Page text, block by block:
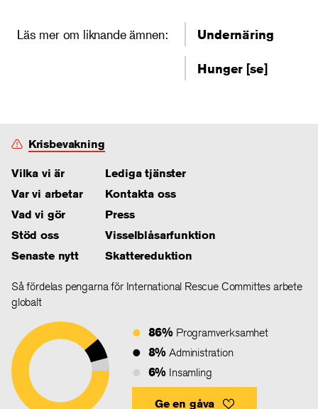
Läs mer om liknande ämnen: Undernäring
Hunger [se]
Krisbevakning
Vilka vi är
Var vi arbetar
Vad vi gör
Stöd oss
Senaste nytt
Lediga tjänster
Kontakta oss
Press
Visselblåsarfunktion
Skattereduktion
Så fördelas pengarna för International Rescue Committes arbete
globalt
86% Programverksamhet
8% Administration
6% Insamling
Ge en gåva